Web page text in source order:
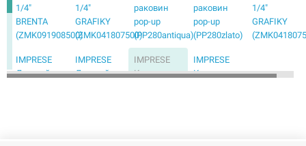
1/4"
BRENTA
(ZMK091908500)
1/4"
GRAFIKY
(ZMK041807500)
раковин
pop-up
(PP280antiqua)
раковин
pop-up
(PP280zlato)
1/4"
GRAFIKY
IMPRESE
Донный
IMPRESE
Донный
IMPRESE
Клапан
IMPRESE
Клапан